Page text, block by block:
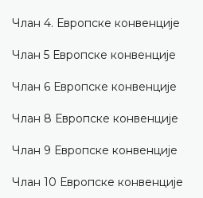
Члан 4. Европске конвенције
Члан 5 Европске конвенције
Члан 6 Европске конвенције
Члан 8 Европске конвенције
Члан 9 Европске конвенције
Члан 10 Европске конвенције